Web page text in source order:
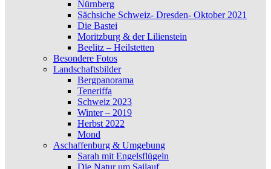
Nürnberg
Sächsiche Schweiz- Dresden- Oktober 2021
Die Bastei
Moritzburg & der Lilienstein
Beelitz – Heilstetten
Besondere Fotos
Landschaftsbilder
Bergpanorama
Teneriffa
Schweiz 2023
Winter – 2019
Herbst 2022
Mond
Aschaffenburg & Umgebung
Sarah mit Engelsflügeln
Die Natur um Sailauf